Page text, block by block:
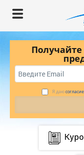
Я даюсогласие